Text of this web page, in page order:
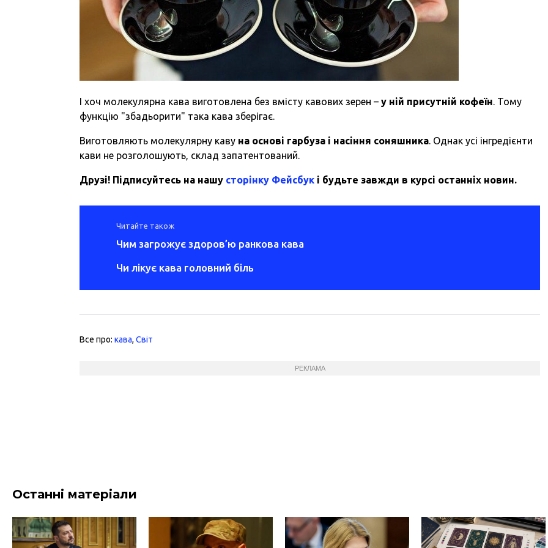
І хоч молекулярна кава виготовлена без вмісту кавових зерен –у ній присутній кофеїн. Тому
функцію "збадьорити" така кава зберігає.
Виготовляють молекулярну каву на основі гарбуза і насіння соняшника. Однак усі інгредієнти
кави не розголошують, склад запатентований.
Друзі! Підписуйтесь на нашу сторінку Фейсбук і будьте завжди в курсі останніх новин.
Читайте також
Чим загрожує здоров’ю ранкова кава
Чи лікує кава головний біль
Все про:кава,Світ
РЕКЛАМА
Останні матеріали